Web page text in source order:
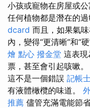
小孩或寵物在房屋或
任何植物都是潛在的
dcard 而且，如果氣
內，變得“更清晰”和“
燴 點心 撥金堂 這表
票，甚至會引起咳嗽。
這不是一個錯誤 記帳
有液體橄欖的味道。
推薦 儘管充滿電能節